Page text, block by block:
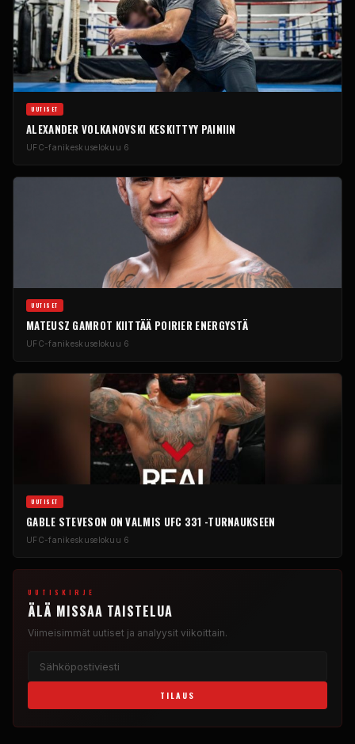
UUTISET
ALEXANDER VOLKANOVSKI KESKITTYY PAINIIN
UFC-fanikeskuselokuu 6
UUTISET
MATEUSZ GAMROT KIITTÄÄ POIRIER ENERGYSTÄ
UFC-fanikeskuselokuu 6
UUTISET
GABLE STEVESON ON VALMIS UFC 331 -TURNAUKSEEN
UFC-fanikeskuselokuu 6
UUTISKIRJE
ÄLÄ MISSAA TAISTELUA
Viimeisimmät uutiset ja analyysit viikoittain.
TILAUS